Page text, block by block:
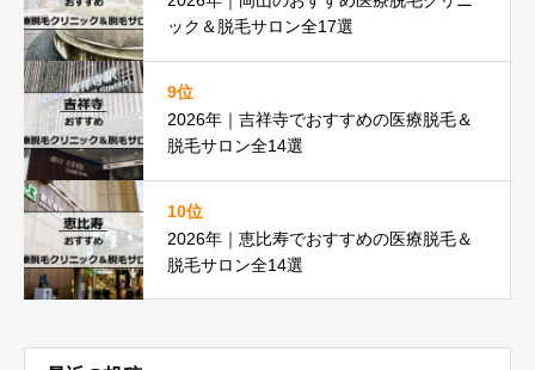
ック＆脱毛サロン全17選
9位
2026年｜吉祥寺でおすすめの医療脱毛＆
脱毛サロン全14選
10位
2026年｜恵比寿でおすすめの医療脱毛＆
脱毛サロン全14選